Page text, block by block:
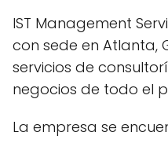
IST Management
con sede en Atlanta,
servicios de
negocios de todo el
La empresa se